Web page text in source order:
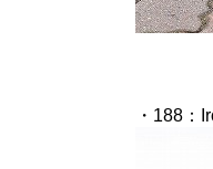
・188：